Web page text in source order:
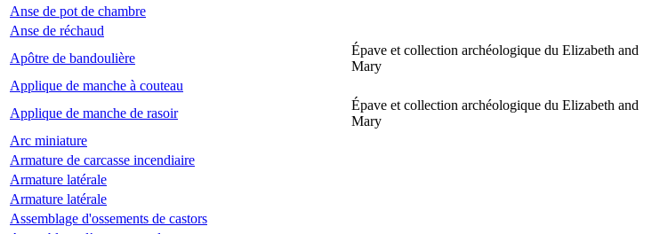
Anse de pot de chambre
Anse de réchaud
Apôtre de bandoulière
Épave et collection archéologique du Elizabeth and
Mary
Applique de manche à couteau
Applique de manche de rasoir
Épave et collection archéologique du Elizabeth and
Mary
Arc miniature
Armature de carcasse incendiaire
Armature latérale
Armature latérale
Assemblage d'ossements de castors